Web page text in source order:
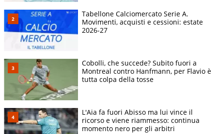
Tabellone Calciomercato Serie A.
Movimenti, acquisti e cessioni: estate
2026-27
Cobolli, che succede? Subito fuori a
Montreal contro Hanfmann, per Flavio è
tutta colpa della tosse
L'Aia fa fuori Abisso ma lui vince il
ricorso e viene riammesso: continua
momento nero per gli arbitri